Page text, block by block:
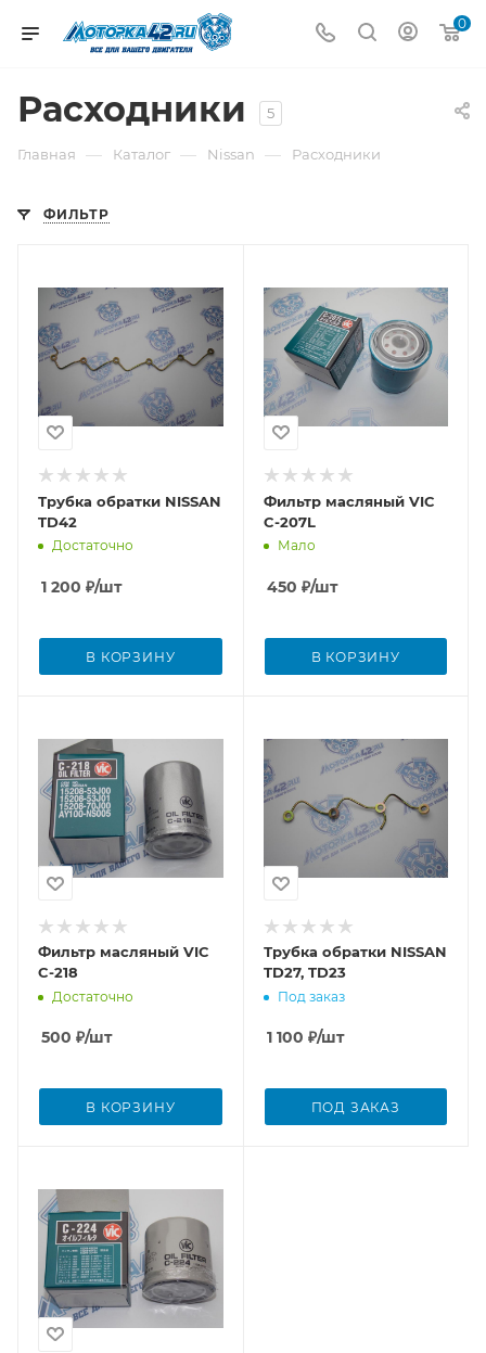
0
Расходники 5
Главная — Каталог — Nissan — Расходники
ФИЛЬТР
Трубка обратки NISSAN
TD42
Достаточно
1 200 ₽/шт
В КОРЗИНУ
Фильтр масляный VIС
C-207L
Мало
450 ₽/шт
В КОРЗИНУ
Фильтр масляный VIС
C-218
Достаточно
500 ₽/шт
В КОРЗИНУ
Трубка обратки NISSAN
TD27, TD23
Под заказ
1 100 ₽/шт
ПОД ЗАКАЗ